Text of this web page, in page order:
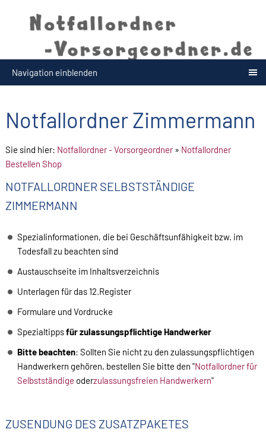
Navigation einblenden
Notfallordner Zimmermann
Sie sind hier: Notfallordner - Vorsorgeordner» Notfallordner
Bestellen Shop
NOTFALLORDNER SELBSTSTÄNDIGE
ZIMMERMANN
Spezialinformationen, die bei Geschäftsunfähigkeit bzw. im
Todesfall zu beachten sind
Austauschseite im Inhaltsverzeichnis
Unterlagen für das 12.Register
Formulare und Vordrucke
Spezialtippsfür zulassungspflichtige Handwerker
Bitte beachten: Sollten Sie nicht zu den zulassungspflichtigen
Handwerkern gehören, bestellen Sie bitte den "Notfallordner für
Selbstständige oderzulassungsfreien Handwerkern"
ZUSENDUNG DES ZUSATZPAKETES